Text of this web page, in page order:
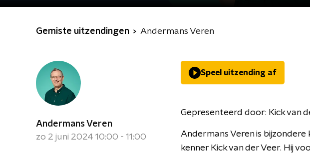
Gemiste uitzendingen Andermans Veren
Andermans Veren
zo 2 juni 2024 10:00 - 11:00
Speel uitzending af
Gepresenteerd door: Kick van
Andermans Veren is
kenner Kick van der Veer. Hij